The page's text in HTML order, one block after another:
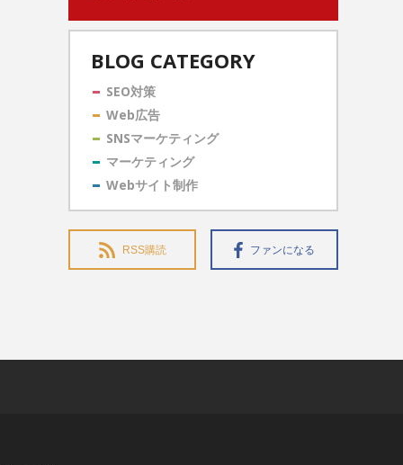
BLOG CATEGORY
SEO対策
Web広告
SNSマーケティング
マーケティング
Webサイト制作
RSS購読 ファンになる